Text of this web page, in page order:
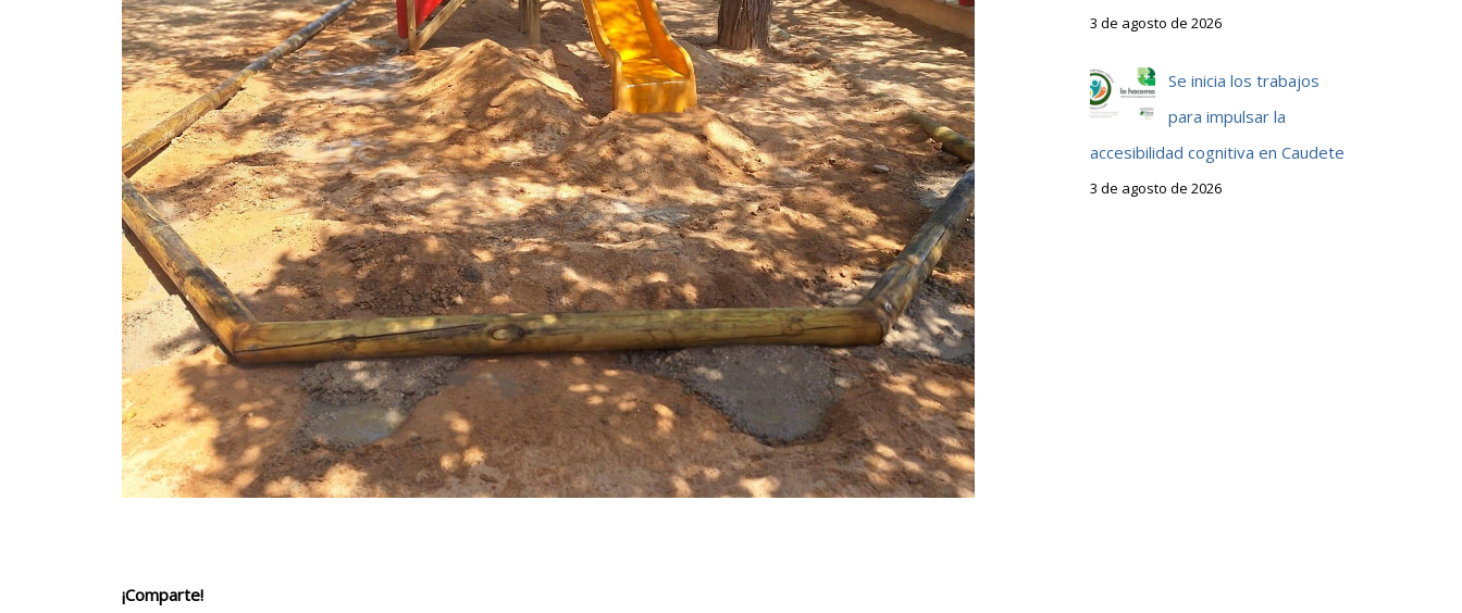
¡Comparte!
3 de agosto de 2026
Se inicia los trabajos
para impulsar la
accesibilidad cognitiva en Caudete
3 de agosto de 2026